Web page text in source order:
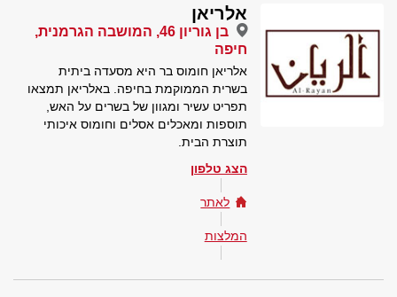
אלריאן
בן גוריון 46, המושבה הגרמנית,
חיפה
אלריאן חומוס בר היא מסעדה ביתית
בשרית הממוקמת בחיפה. באלריאן תמצאו
תפריט עשיר ומגוון של בשרים על האש,
תוספות ומאכלים אסלים וחומוס איכותי
תוצרת הבית.
הצג טלפון
לאתר
המלצות